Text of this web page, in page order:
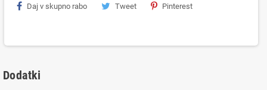
Daj v skupno rabo Tweet Pinterest
Dodatki